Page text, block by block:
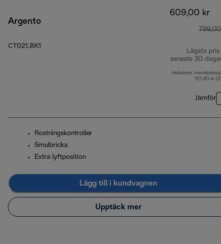
Argento
CT021.BK1
609,00 kr
Lägsta pris
senaste 30
Inkluderat
121,80 kr
Jämför
Rostningskontroller
Smulbricka
Extra lyftposition
Lägg till i kundvagnen
Upptäck mer